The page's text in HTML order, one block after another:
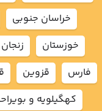
خراسان جنوبي
خوزستان
زنجان
فارس
قزوين
كهگيلويه و